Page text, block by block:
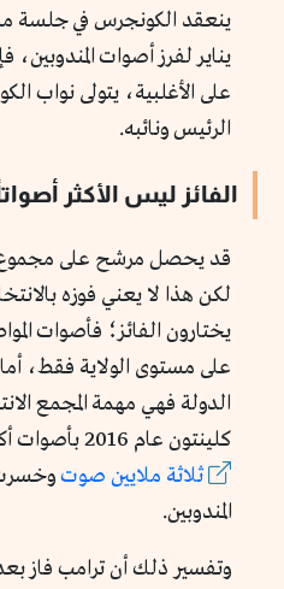
ينعقد الكونجرس في جلسة
يناير لفرز أصوات
على الأغلبية، يتولى نواب
الرئيس ونائبه.
الفائز ليس الأكثر
قد يحصل مرشح على مجموع
لكن هذا لا يعني فوزه
يختارون الفائز؛ فأصوات
على مستوى الولاية فقط،
الدولة فهي مهمة المجمع
كلينتون عام 2016 بأصوات أكثر من دونالد ترامب بنحو
ثلاثة ملايين صوت
المندوبين.
وتفسير ذلك أن ترامب فاز